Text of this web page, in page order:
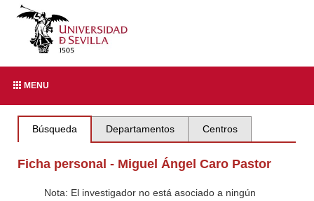
MENU
Búsqueda Departamentos Centros
Ficha personal - Miguel Ángel Caro Pastor
Nota: El investigador no está asociado a ningún